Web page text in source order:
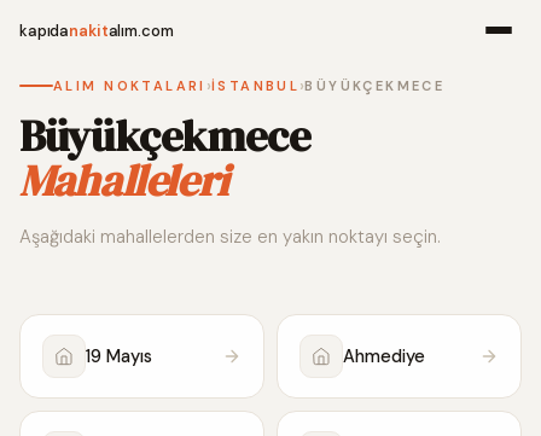
kapıdanakitalım.com
Hakkımızda
ALIM NOKTALARI ›İSTANBUL ›BÜYÜKÇEKMECE
Büyükçekmece
Mahalleleri
Aşağıdaki mahallelerden size en yakın noktayı seçin.
19 Mayıs Ahmediye